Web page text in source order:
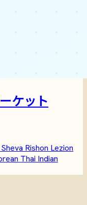
ケット
Rishon Lezion
Thai Indian